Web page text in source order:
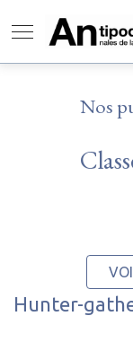
Nos
Hunter-